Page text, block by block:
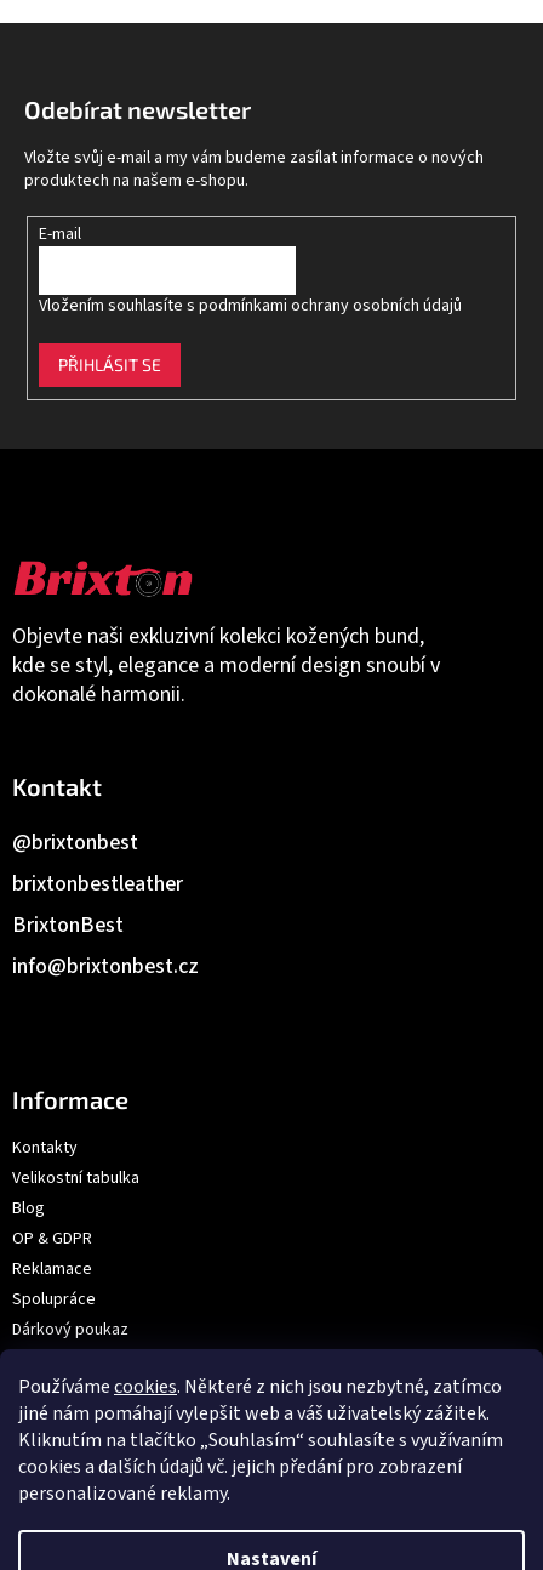
Používámecookies. Některé z nich jsou nezbytné, zatímco
jiné nám pomáhají vylepšit web a váš uživatelský zážitek.
Kliknutím na tlačítko „Souhlasím“ souhlasíte s využívaním
cookies a dalších údajů vč. jejich předání pro zobrazení
personalizované reklamy.
Nastavení
Objevte naši exkluzivní kolekci kožených bund,
kde se styl, elegance a moderní design snoubí v
dokonalé harmonii.
Kontakt
info@brixtonbest.cz
BrixtonBest
brixtonbestleather
@brixtonbest
Informace
Kontakty
Velikostní tabulka
Blog
OP & GDPR
Reklamace
Spolupráce
Dárkový poukaz
Prodejna: V Hůrkách 2144/3, Praha
VOX
Odebírat newsletter
Vložte svůj e-mail a my vám budeme zasílat informace o nových
produktech na našem e-shopu.
E-mail
Vložením souhlasíte s podmínkami ochrany osobních údajů
PŘIHLÁSIT SE